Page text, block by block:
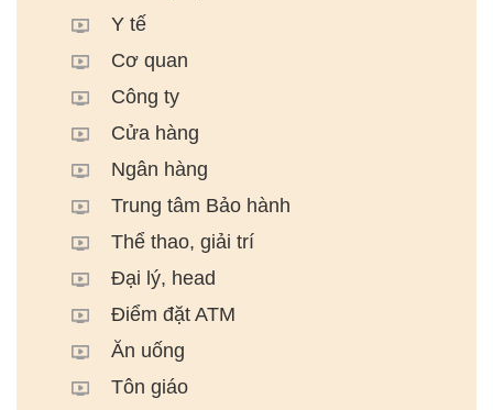
Y tế
Cơ quan
Công ty
Cửa hàng
Ngân hàng
Trung tâm Bảo hành
Thể thao, giải trí
Đại lý, head
Điểm đặt ATM
Ăn uống
Tôn giáo